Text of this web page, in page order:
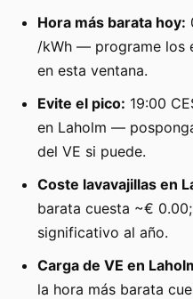
Hora más barata hoy:
/kWh — programe los
en esta ventana.
Evite el pico: 19:00
en Laholm —
del VE si puede.
Coste lavavajillas en
barata cuesta ~€
significativo al año.
Carga de VE en
la hora más barata